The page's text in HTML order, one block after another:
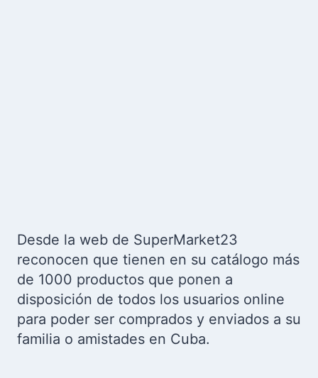
Desde la web de SuperMarket23
reconocen que tienen en su catálogo más
de 1000 productos que ponen a
disposición de todos los usuarios online
para poder ser comprados y enviados a su
familia o amistades en Cuba.